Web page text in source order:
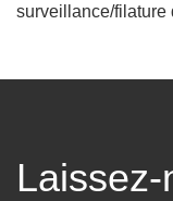
surveillance/filature